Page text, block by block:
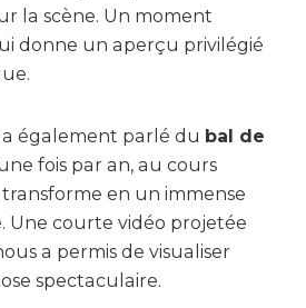
la scène. Un moment
donne un aperçu privilégié
également parlé du bal de
fois par an, au cours
en un immense
Une courte vidéo projetée
a permis de visualiser
spectaculaire.